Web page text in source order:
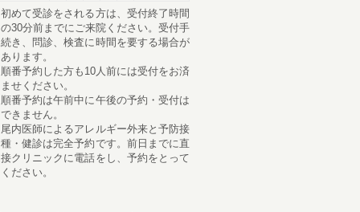
初めて受診をされる方は、受付終了時間
の30分前までにご来院ください。受付手
続き、問診、検査に時間を要する場合が
あります。
順番予約した方も10人前には受付をお済
ませください。
順番予約は午前中に午後の予約・受付は
できません。
尾内医師によるアレルギー外来と予防接
種・健診は完全予約です。前日までに直
接クリニックに電話をし、予約をとって
ください。